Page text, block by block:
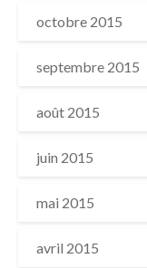
octobre 2015
septembre 2015
août 2015
juin 2015
mai 2015
avril 2015